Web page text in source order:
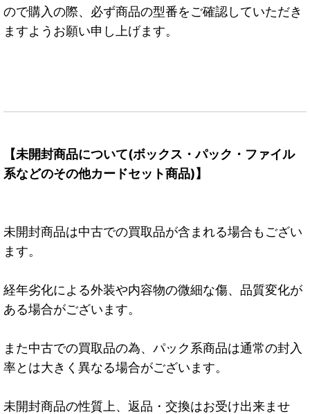
ので購入の際、必ず商品の型番をご確認していただき
ますようお願い申し上げます。
【未開封商品について(ボックス・パック・ファイル
系などのその他カードセット商品)】
未開封商品は中古での買取品が含まれる場合もござい
ます。
経年劣化による外装や内容物の微細な傷、品質変化が
ある場合がございます。
また中古での買取品の為、パック系商品は通常の封入
率とは大きく異なる場合がございます。
未開封商品の性質上、返品・交換はお受け出来ませ